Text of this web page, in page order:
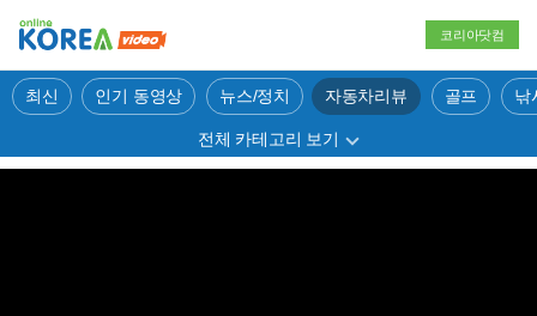
코리아닷컴
최신 인기 동영상 뉴스/정치 자동차리뷰 골프 낚
전체 카테고리 보기